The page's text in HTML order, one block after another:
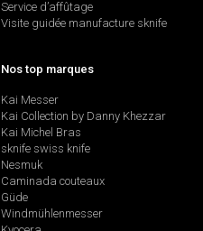
Service d’affûtage
Visite guidée manufacture sknife
Nos top marques
Kai Messer
Kai Collection by Danny Khezzar
Kai Michel Bras
sknife swiss knife
Nesmuk
Caminada couteaux
Güde
Windmühlenmesser